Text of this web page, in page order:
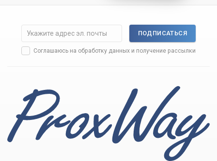
ПОДПИСАТЬСЯ
Соглашаюсь на обработку данных и получение рассылки